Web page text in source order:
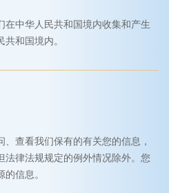
在中华人民共和国境内收集和产生
和国境内。
、查看我们保有的有关您的信息，
法律法规规定的例外情况除外。您
信息。